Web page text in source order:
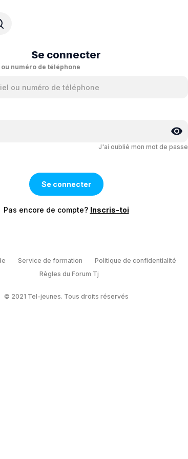
Se connecter
numéro de téléphone
J'ai oublié mon mot de passe
Pas encore de compte? Inscris-toi
Service de formation
Politique de confidentialité
Règles du Forum Tj
© 2021 Tel-jeunes. Tous droits réservés